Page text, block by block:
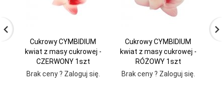
Cukrowy CYMBIDIUM
kwiat z masy cukrowej -
CZERWONY 1szt
Brak ceny ? Zaloguj się.
Cukrowy CYMBIDIUM
kwiat z masy cukrowej -
RÓŻOWY 1szt
Brak ceny ? Zaloguj się.